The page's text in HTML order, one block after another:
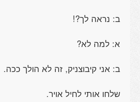
ב: נראה לך?!
א: למה לא?
ב: אני קיבוצניק, זה לא הולך ככה.
שלחו אותי לחיל אויר.